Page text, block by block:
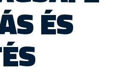
ÉS